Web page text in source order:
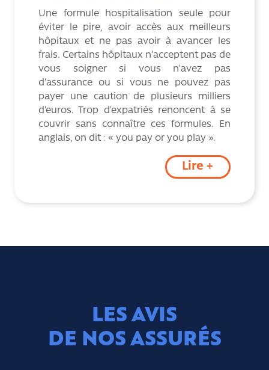
Une formule hospitalisation seule pour
éviter le pire, avoir accès aux meilleurs
hôpitaux et ne pas avoir à avancer les
frais. Certains hôpitaux n’acceptent pas de
vous soigner si vous n’avez pas
d’assurance ou si vous ne pouvez pas
payer une caution de plusieurs milliers
d’euros. Trop d’expatriés renoncent à se
couvrir sans connaître ces formules. En
anglais, on dit : « you pay or you play ».
Lire +
LES AVIS
DE NOS ASSURÉS